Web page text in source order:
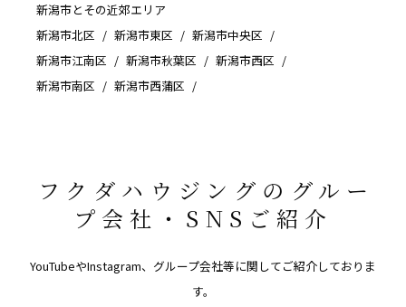
新潟市とその近郊エリア
新潟市北区
新潟市東区
新潟市中央区
新潟市江南区
新潟市秋葉区
新潟市西区
新潟市南区
新潟市西蒲区
フクダハウジングのグルー
プ会社・SNSご紹介
YouTubeやInstagram、グループ会社等に関してご紹介しておりま
す。